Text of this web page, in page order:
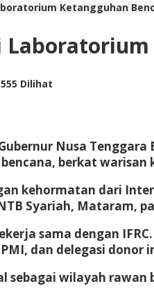
Ketangguhan
555 Dilihat
Nusa Tenggara
berkat
kehormatan dari
Syariah, Mataram,
sama dengan
dan delegasi donor
sebagai wilayah